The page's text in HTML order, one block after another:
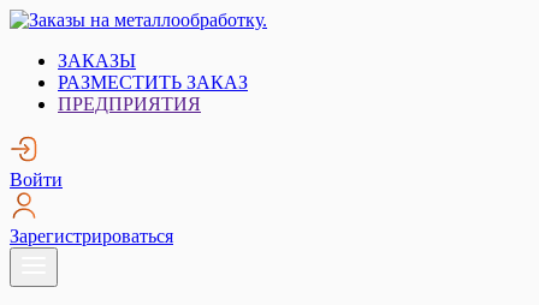
Skip
content
Заказы на металлообработку.
Металлообработка. Открытые заказы на металлообработку.
ЗАКАЗЫ
РАЗМЕСТИТЬ ЗАКАЗ
ПРЕДПРИЯТИЯ
Войти
Зарегистрироваться